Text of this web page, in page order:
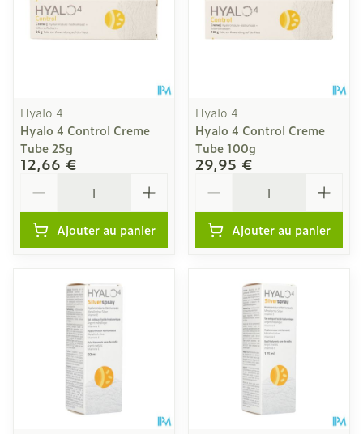
Hyalo 4
Hyalo 4 Control Creme
Tube 25g
12,66 €
Ajouter au panier
Hyalo 4
Hyalo 4 Control Creme
Tube 100g
29,95 €
Ajouter au panier